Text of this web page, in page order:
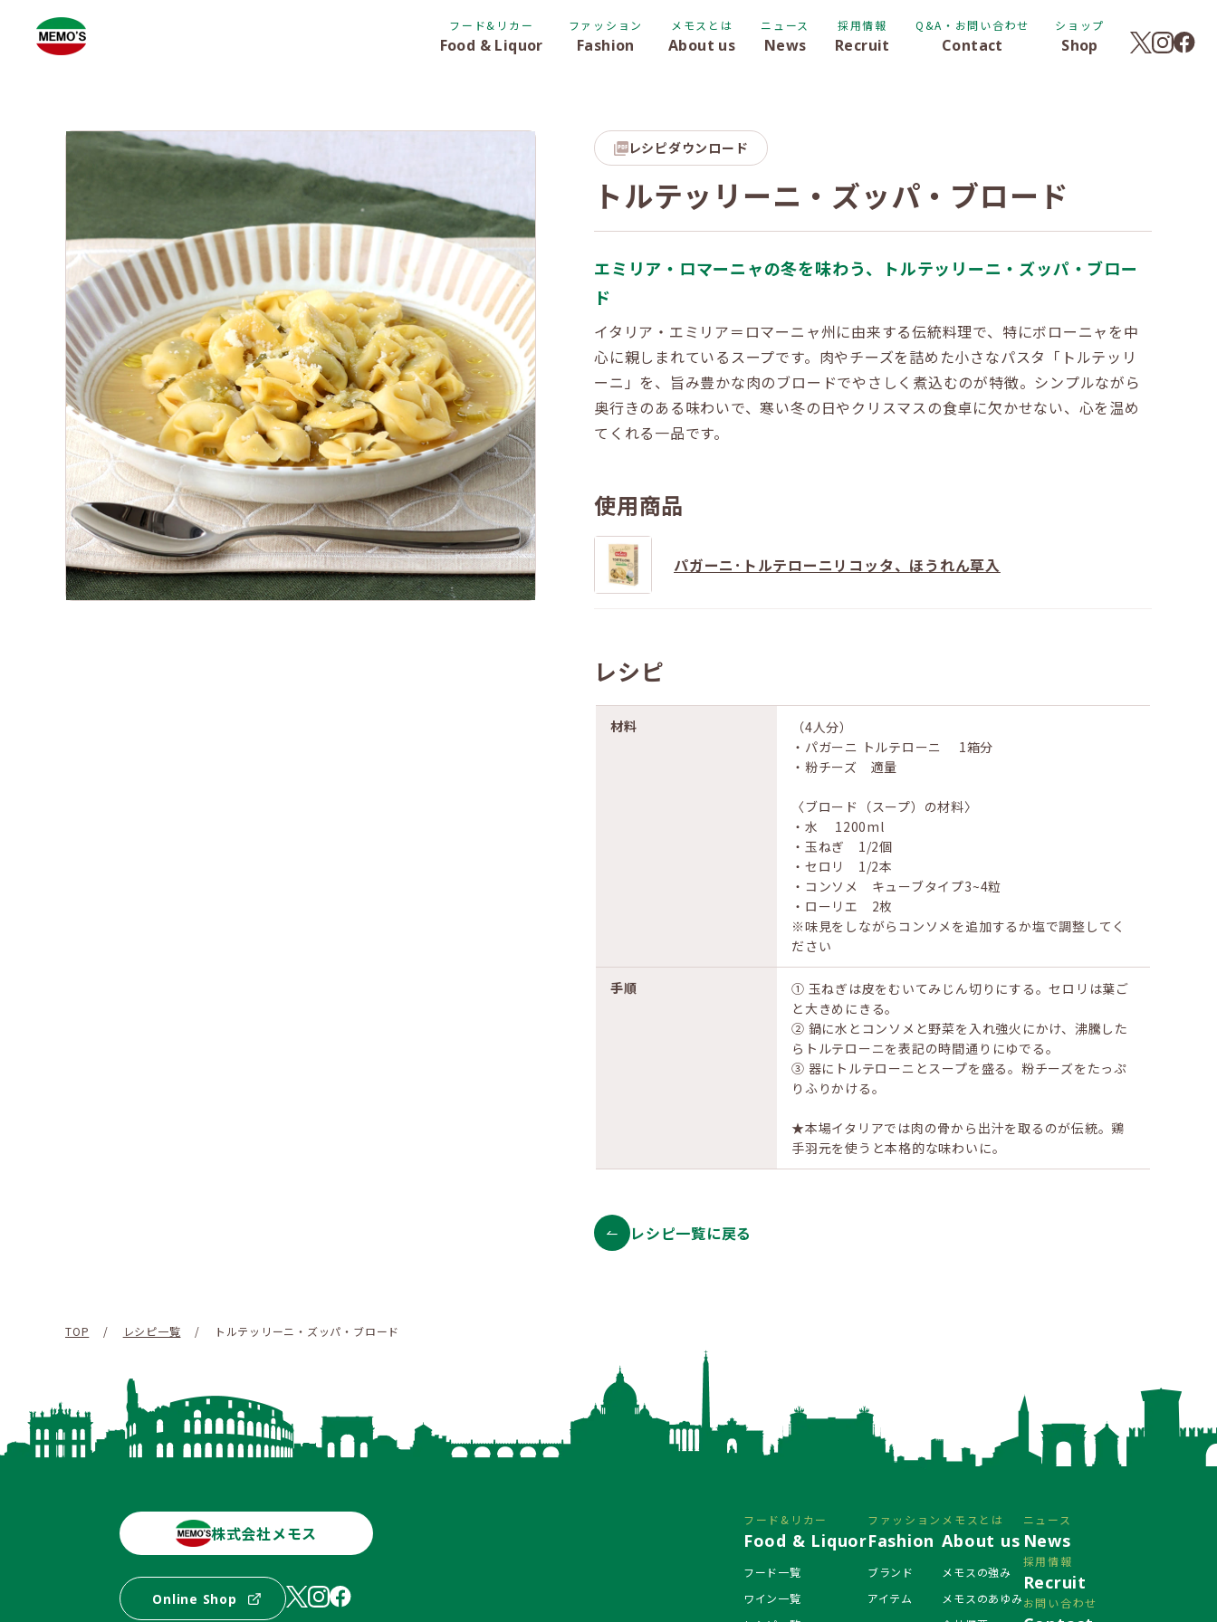
フード&リカー
Food & Liquor
ファッション
Fashion
メモスとは
About us
ニュース
News
採用情報
Recruit
Q&A・お問い合わせ
Contact
ショップ
Shop
レシピダウンロード
トルテッリーニ・ズッパ・ブロード
エミリア・ロマーニャの冬を味わう、トルテッリーニ・ズッパ・ブロー
ド
イタリア・エミリア＝ロマーニャ州に由来する伝統料理で、特にボローニャを中
心に親しまれているスープです。肉やチーズを詰めた小さなパスタ「トルテッリ
ーニ」を、旨み豊かな肉のブロードでやさしく煮込むのが特徴。シンプルながら
奥行きのある味わいで、寒い冬の日やクリスマスの食卓に欠かせない、心を温め
てくれる一品です。
使用商品
パガーニ･トルテローニリコッタ、ほうれん草入
レシピ
材料
（4人分）
・パガーニ トルテローニ 1箱分
・粉チーズ 適量
〈ブロード（スープ）の材料〉
・水 1200ml
・玉ねぎ 1/2個
・セロリ 1/2本
・コンソメ キューブタイプ3~4粒
・ローリエ 2枚
※味見をしながらコンソメを追加するか塩で調整してく
ださい
手順
① 玉ねぎは皮をむいてみじん切りにする。セロリは葉ご
と大きめにきる。
② 鍋に水とコンソメと野菜を入れ強火にかけ、沸騰した
らトルテローニを表記の時間通りにゆでる。
③ 器にトルテローニとスープを盛る。粉チーズをたっぷ
りふりかける。
★本場イタリアでは肉の骨から出汁を取るのが伝統。鶏
手羽元を使うと本格的な味わいに。
レシピ一覧に戻る
TOP / レシピ一覧 / トルテッリーニ・ズッパ・ブロード
株式会社メモス
Online Shop
フード&リカー
Food & Liquor
フード一覧
ワイン一覧
ファッション
Fashion
ブランド
アイテム
メモスとは
About us
メモスの強み
メモスのあゆみ
ニュース
News
採用情報
Recruit
お問い合わせ